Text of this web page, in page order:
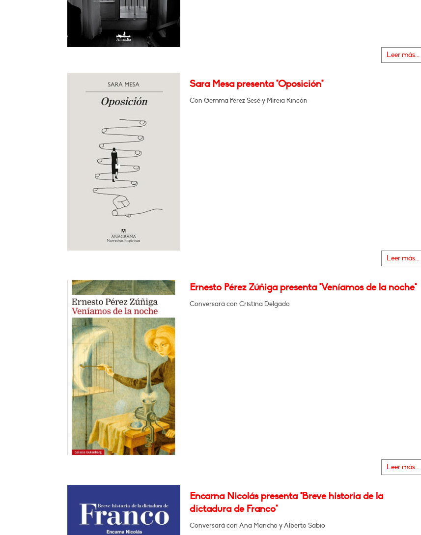
Leer más...
Sara Mesa presenta "Oposición"
Con Gemma Pérez Sesé y Mireia Rincón
Leer más...
Ernesto Pérez Zúñiga presenta "Veníamos de la noche"
Conversará con Cristina Delgado
Leer más...
Encarna Nicolás presenta "Breve historia de la
dictadura de Franco"
Conversará con Ana Mancho y Alberto Sabio